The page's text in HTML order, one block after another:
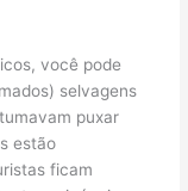
você pode
selvagens
puxar
estão
ficam